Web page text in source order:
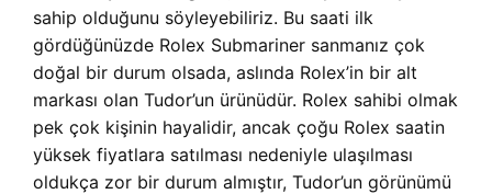
sahip olduğunu söyleyebiliriz. Bu saati ilk
gördüğünüzde Rolex Submariner sanmanız çok
doğal bir durum olsada, aslında Rolex’in bir alt
markası olan Tudor’un ürünüdür. Rolex sahibi olmak
pek çok kişinin hayalidir, ancak çoğu Rolex saatin
yüksek fiyatlara satılması nedeniyle ulaşılması
oldukça zor bir durum almıştır, Tudor’un görünümü